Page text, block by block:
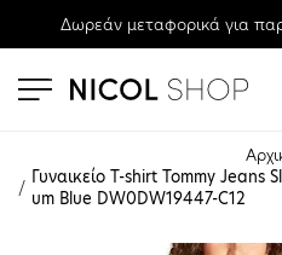
Δωρεάν μεταφορικά για
Γυναικείο T-shirt Tommy Jeans
um Blue DW0DW19447-C12